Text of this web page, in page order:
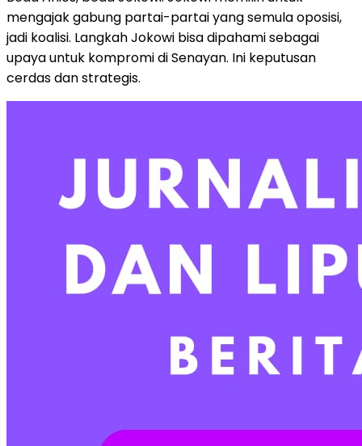
mengajak gabung partai-partai yang semula oposisi,
jadi koalisi. Langkah Jokowi bisa dipahami sebagai
upaya untuk kompromi di Senayan. Ini keputusan
cerdas dan strategis.